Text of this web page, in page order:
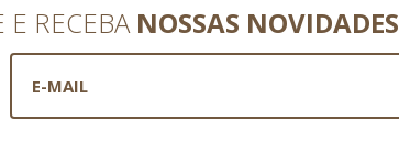
E RECEBA NOSSAS NOVIDADES